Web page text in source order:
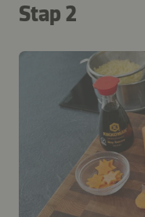
Stap 2